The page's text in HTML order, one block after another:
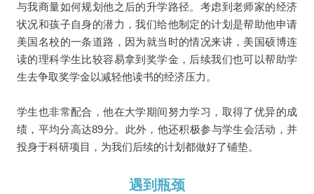
与我商量如何规划他之后的升学路径。考虑到老师家的经济
状况和孩子自身的潜力，我们给他制定的计划是帮助他申请
美国名校的一条道路，因为就当时的情况来讲，美国硕博连
读的理科学生比较容易拿到奖学金，后续我们也可以帮助学
生去争取奖学金以减轻他读书的经济压力。
学生也非常配合，他在大学期间努力学习，取得了优异的成
绩，平均分高达89分。此外，他还积极参与学生会活动，并
投身于科研项目，为我们后续的计划都做好了铺垫。
遇到瓶颈